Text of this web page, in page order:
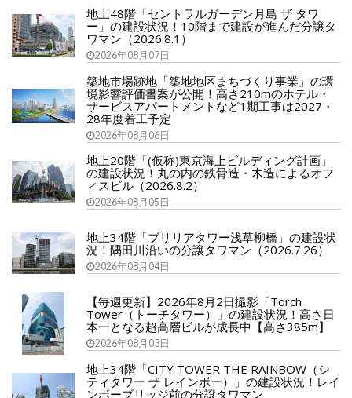
地上48階「セントラルガーデン月島 ザ タワ
ー」の建設状況！10階まで建設が進んだ分譲タ
ワマン（2026.8.1）
2026年08月07日
築地市場跡地「築地地区まちづくり事業」の環
境影響評価書案が公開！高さ210mのホテル・
サービスアパートメントなど1期工事は2027・
28年度着工予定
2026年08月06日
地上20階「(仮称)東京海上ビルディング計画」
の建設状況！丸の内の鉄骨造・木造によるオフ
ィスビル（2026.8.2）
2026年08月05日
地上34階「ブリリアタワー浅草柳橋」の建設状
況！隅田川沿いの分譲タワマン（2026.7.26）
2026年08月04日
【毎週更新】2026年8月2日撮影「Torch
Tower（トーチタワー）」の建設状況！高さ日
本一となる超高層ビルが成長中【高さ385m】
2026年08月03日
地上34階「CITY TOWER THE RAINBOW（シ
ティタワー ザ レインボー）」の建設状況！レイ
ンボーブリッジ前の分譲タワマン